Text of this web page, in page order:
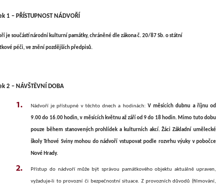
1 – PŘÍSTUPNOST NÁDVOŘÍ
je součástí národní kulturní památky, chráněné dle zákona č. 20/87 Sb. o státní
péči, ve znění pozdějších předpisů.
2 – NÁVŠTĚVNÍ DOBA
Nádvoří je přístupné v těchto dnech a hodinách: V měsících dubnu a říjnu od
9.00 do 16.00 hodin, v měsících květnu až září od 9 do 18 hodin. Mimo tuto dobu
pouze během stanovených prohlídek a kulturních akcí. Žáci Základní umělecké
školy Trhové Sviny mohou do nádvoří vstupovat podle rozvrhu výuky v pobočce
Nové Hrady.
Přístup do nádvoří může být správou památkového objektu aktuálně upraven,
vyžaduje-li to provozní či bezpečnostní situace. Z provozních důvodů (filmování,